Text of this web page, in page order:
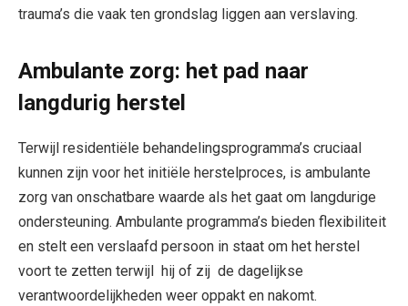
trauma’s die vaak ten grondslag liggen aan verslaving.
Ambulante zorg: het pad naar
langdurig herstel
Terwijl residentiële behandelingsprogramma’s cruciaal
kunnen zijn voor het initiële herstelproces, is ambulante
zorg van onschatbare waarde als het gaat om langdurige
ondersteuning. Ambulante programma’s bieden flexibiliteit
en stelt een verslaafd persoon in staat om het herstel
voort te zetten terwijl hij of zij de dagelijkse
verantwoordelijkheden weer oppakt en nakomt.